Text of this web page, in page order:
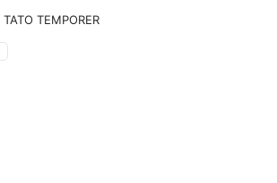
TATO TEMPORER